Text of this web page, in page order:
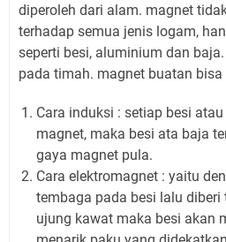
diperoleh dari alam. magnet
terhadap semua jenis logam,
seperti besi, aluminium dan
pada timah. magnet buatan
Cara induksi : setiap besi
magnet, maka besi ata baja
gaya magnet pula.
Cara elektromagnet : yaitu
tembaga pada besi lalu diberi
ujung kawat maka besi akan